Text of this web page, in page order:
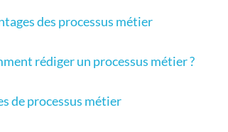
des processus métier
rédiger un processus métier ?
de processus métier